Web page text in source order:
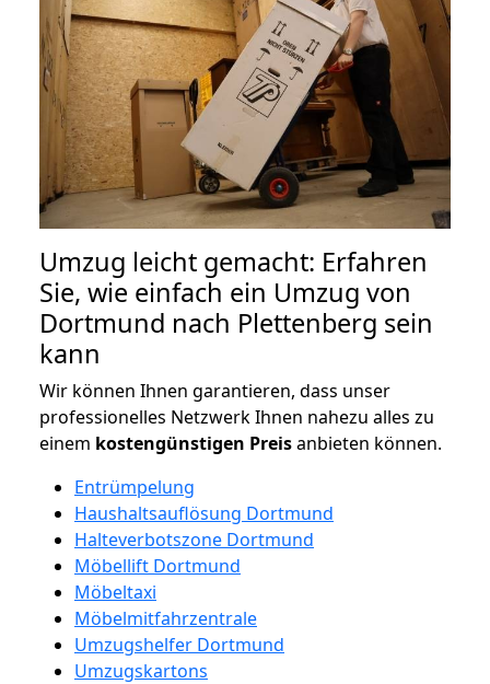
Umzug leicht gemacht: Erfahren
Sie, wie einfach ein Umzug von
Dortmund nach Plettenberg sein
kann
Wir können Ihnen garantieren, dass unser
professionelles Netzwerk Ihnen nahezu alles zu
einem kostengünstigen Preisanbieten können.
Entrümpelung
Haushaltsauflösung Dortmund
Halteverbotszone Dortmund
Möbellift Dortmund
Möbeltaxi
Möbelmitfahrzentrale
Umzugshelfer Dortmund
Umzugskartons